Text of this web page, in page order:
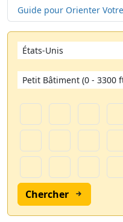
Guide pour Orienter
Chercher